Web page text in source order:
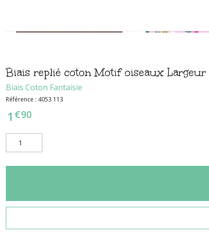
Biais replié coton Motif oiseaux
Biais Coton Fantaisie
Référence : 4053 113
1 €90